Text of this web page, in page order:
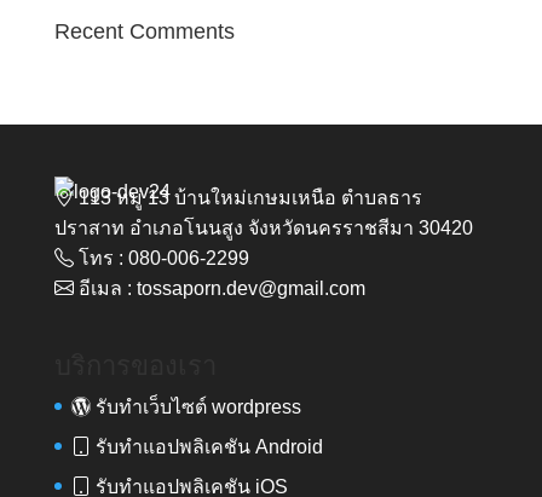
Recent Comments
113 หมู่ 13 บ้านใหม่เกษมเหนือ ตำบลธาร
ปราสาท อำเภอโนนสูง จังหวัดนครราชสีมา 30420
โทร : 080-006-2299
อีเมล : tossaporn.dev@gmail.com
รับทำเว็บไซต์ wordpress
รับทำแอปพลิเคชัน Android
รับทำแอปพลิเคชัน iOS